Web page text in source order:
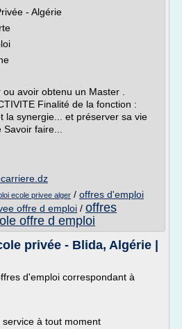
- Algérie
avoir obtenu un Master .
Finalité de la fonction :
la synergie... et préserver sa vie
faire...
ecole privee alger / offres d'emploi
offre d emploi / offres
offre d emploi
privée - Blida, Algérie |
d'emploi correspondant à
à tout moment